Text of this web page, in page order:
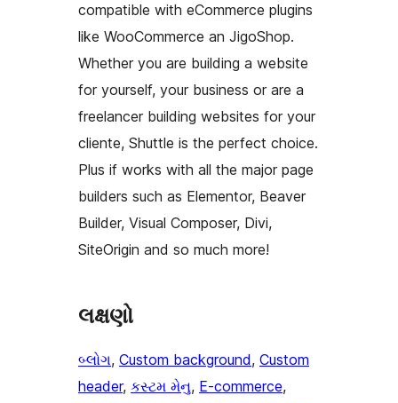
compatible with eCommerce plugins
like WooCommerce an JigoShop.
Whether you are building a website
for yourself, your business or are a
freelancer building websites for your
cliente, Shuttle is the perfect choice.
Plus if works with all the major page
builders such as Elementor, Beaver
Builder, Visual Composer, Divi,
SiteOrigin and so much more!
લક્ષણો
બ્લોગ, Custom background, Custom
header, કસ્ટમ મેનુ, E-commerce